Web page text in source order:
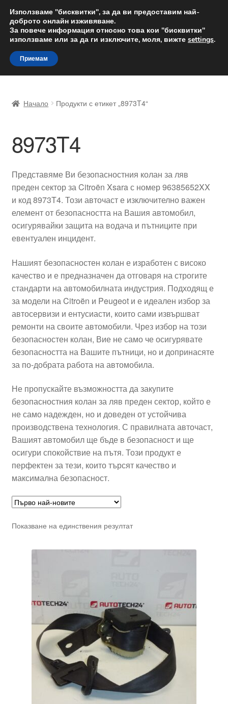
ДОСТАВКА от 12 лв.
Доставка по целия свят
Skip
to
navigation
Skip
to
content
Доставка по целия свят
Жалби
Количка
Контакт
Моята сметка
Плащанията
Политика за поверителност
Правила и условия
Процедура за рекламации
Транспорт
Начало Продукти с етикет „8973T4“
8973T4
Представяме Ви безопасностния колан за ляв
преден сектор за Citroën Xsara с номер 96385652XX
и код 8973T4. Този авточаст е изключително важен
елемент от безопасността на Вашия автомобил,
осигурявайки защита на водача и пътниците при
евентуален инцидент.
Нашият безопасностен колан е изработен с високо
качество и е предназначен да отговаря на строгите
стандарти на автомобилната индустрия. Подходящ е
за модели на Citroën и Peugeot и е идеален избор за
автосервизи и ентусиасти, които сами извършват
ремонти на своите автомобили. Чрез избор на този
безопасностен колан, Вие не само че осигурявате
безопасността на Вашите пътници, но и допринасяте
за по-добрата работа на автомобила.
Не пропускайте възможността да закупите
безопасностния колан за ляв преден сектор, който е
не само надежден, но и доведен от устойчива
производствена технология. С правилната авточаст,
Вашият автомобил ще бъде в безопасност и ще
осигури спокойствие на пътя. Този продукт е
перфектен за тези, които търсят качество и
максимална безопасност.
Показване на единствения резултат
Използваме "бисквитки", за да ви предоставим най-
доброто онлайн изживяване.
За повече информация относно това кои "бисквитки"
използваме или за да ги изключите, моля, вижте settings.
Приемам